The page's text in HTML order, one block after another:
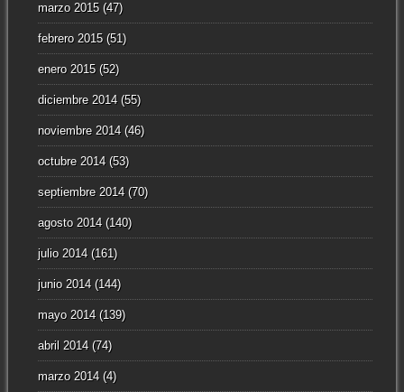
marzo 2015(47)
febrero 2015(51)
enero 2015(52)
diciembre 2014(55)
noviembre 2014(46)
octubre 2014(53)
septiembre 2014(70)
agosto 2014(140)
julio 2014(161)
junio 2014(144)
mayo 2014(139)
abril 2014(74)
marzo 2014(4)